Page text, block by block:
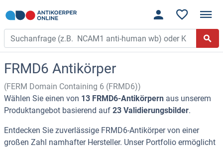
FRMD6 Antikörper
(FERM Domain Containing 6 (FRMD6))
Wählen Sie einen von 13 FRMD6-Antikörpern aus unserem
Produktangebot basierend auf 23 Validierungsbilder.
Entdecken Sie zuverlässige FRMD6-Antikörper von einer
großen Zahl namhafter Hersteller. Unser Portfolio ermöglicht